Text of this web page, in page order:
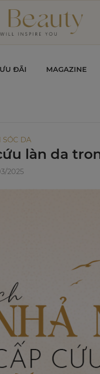
ƯU ĐÃI MAGAZINE
SÓC DA
làn da
2025